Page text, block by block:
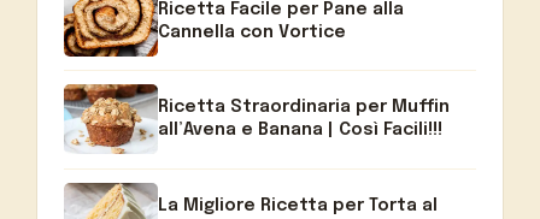
Ricetta Facile per Pane alla
Cannella con Vortice
Ricetta Straordinaria per Muffin
all’Avena e Banana | Così Facili!!!
La Migliore Ricetta per Torta al